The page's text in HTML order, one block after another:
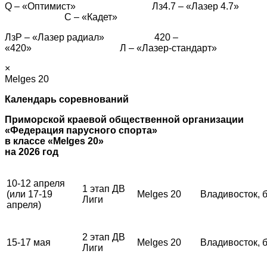
Q – «Оптимист» Лз4.7 – «Лазер 4.7»
С – «Кадет»
ЛзР – «Лазер радиал» 420 –
«420» Л – «Лазер-стандарт»
×
Melges 20
Календарь соревнований
Приморской краевой общественной организации
«Федерация парусного спорта»
в классе «Melges 20»
на 2026 год
10-12 апреля
(или 17-19
апреля)
1 этап ДВ
Лиги
Melges 20 Владивосток,
15-17 мая
2 этап ДВ
Лиги
Melges 20 Владивосток,